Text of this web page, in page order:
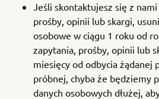
Jeśli skontaktujesz się z
prośby, opinii lub skargi,
osobowe w ciągu 1 roku od
zapytania, prośby, opinii lub
miesięcy od odbycia żądanej
próbnej, chyba że będziemy
danych osobowych dłużej,